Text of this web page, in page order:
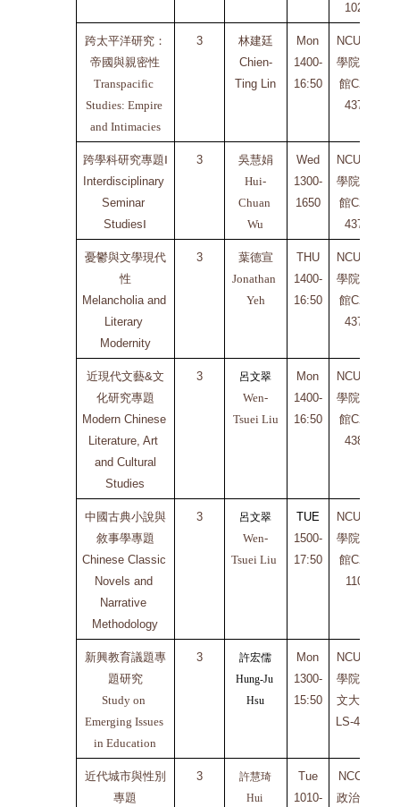
102
跨太平洋研究：
帝國與親密性
Transpacific
Studies: Empire
and Intimacies
3
林建廷
Chien-
Ting Lin
Mon
1400-
16:50
NCU文
學院二
館C2-
437
跨學科研究專題Ⅰ
Interdisciplinary
Seminar
StudiesⅠ
3
吳慧娟
Hui-
Chuan
Wu
Wed
1300-
1650
NCU文
學院二
館C2-
437
憂鬱與文學現代
性
Melancholia and
Literary
Modernity
3
葉德宣
Jonathan
Yeh
THU
1400-
16:50
NCU文
學院二
館C2-
437
近現代文藝&文
化研究專題
Modern Chinese
Literature, Art
and Cultural
Studies
3 呂文翠
Wen-
Tsuei Liu
Mon
1400-
16:50
NCU文
學院二
館C2-
438
中國古典小說與
敘事學專題
Chinese Classic
Novels and
Narrative
Methodology
3 呂文翠
Wen-
Tsuei Liu
TUE
1500-
17:50
NCU文
學院二
館C2-
110
新興教育議題專
題研究
Study on
Emerging Issues
in Education
3
許宏儒
Hung-Ju
Hsu
Mon
1300-
15:50
NCU文
學院人
文大樓
LS-419
近代城市與性別
專題
3
許慧琦
Hui
Tue
1010-
NCCU
政治大